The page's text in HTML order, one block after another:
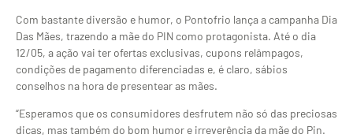
Com bastante diversão e humor, o Pontofrio lança a campanha Dia
Das Mães, trazendo a mãe do PIN como protagonista. Até o dia
12/05, a ação vai ter ofertas exclusivas, cupons relâmpagos,
condições de pagamento diferenciadas e, é claro, sábios
conselhos na hora de presentear as mães.
“Esperamos que os consumidores desfrutem não só das preciosas
dicas, mas também do bom humor e irreverência da mãe do Pin.